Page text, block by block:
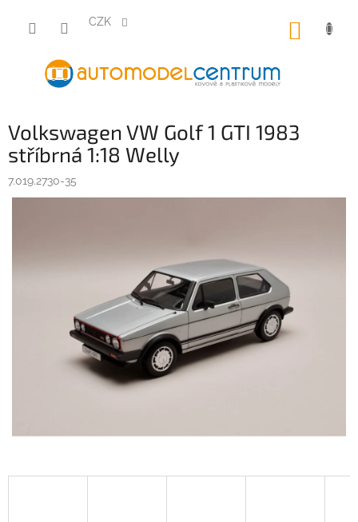
obsah
CZK
Volkswagen VW Golf 1 GTI 1983
stříbrná 1:18 Welly
7.019.2730-35